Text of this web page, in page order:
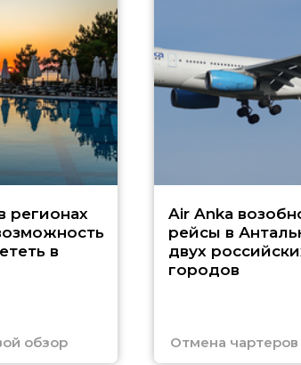
регионах
в
обзор
Air Anka
рейсы в
двух
городов
Отмена